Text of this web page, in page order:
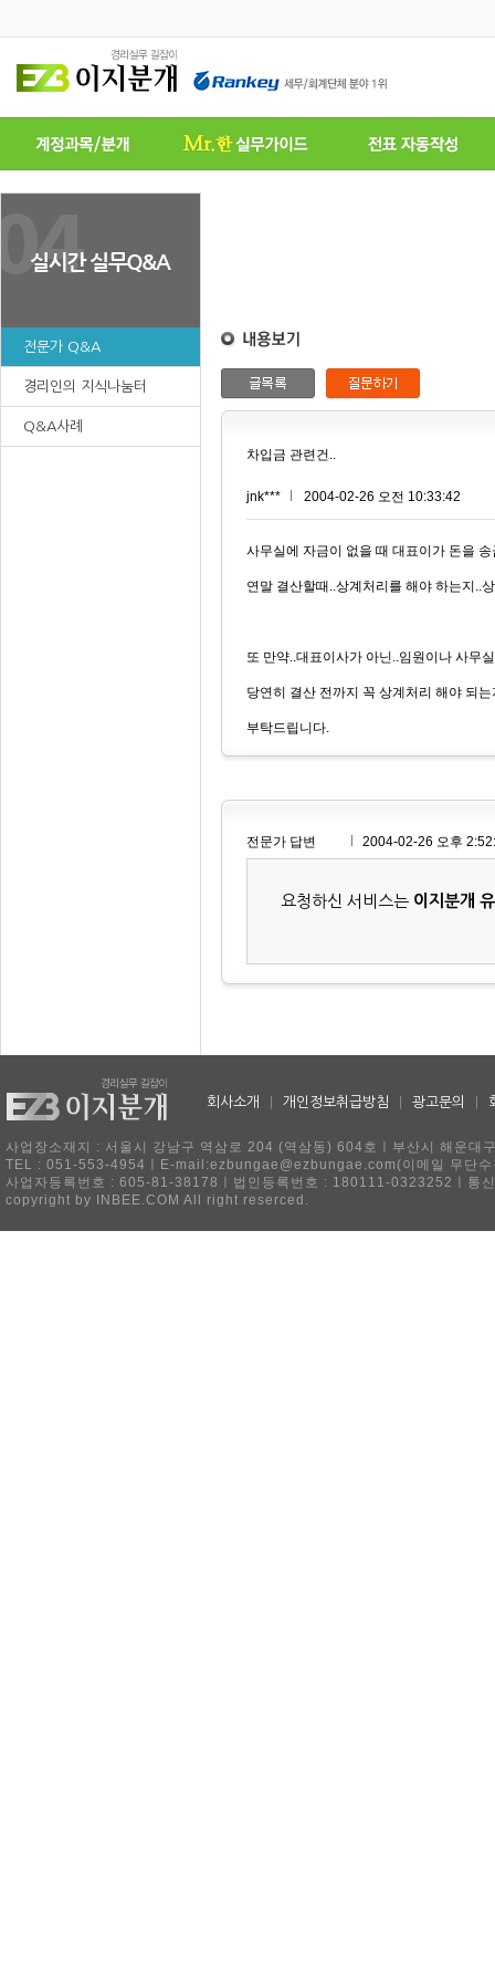
전문가 Q&A
경리인의 지식나눔터
Q&A사례
차입금 관련건..
jnk*** 2004-02-26 오전 10:33:42
사무실에 자금이 없을 때 대표이가 돈을
연말 결산할때..상계처리를 해야 하는지..
또 만약..대표이사가 아닌..임원이나 사무
당연히 결산 전까지 꼭 상계처리 해야 되
부탁드립니다.
전문가 답변 2004-02-26 오후
요청하신 서비스는 이지분개
회사소개 개인정보취급방침 광고문의
사업장소재지 : 서울시 강남구 역삼로 204 (역삼동) 604호ㅣ부산시 해운
TEL : 051-553-4954ㅣE-mail:ezbungae@ezbungae.com(이메일 무단수
사업자등록번호 : 605-81-38178ㅣ법인등록번호 : 180111-0323252ㅣ통
copyright by INBEE.COM All right reserced.